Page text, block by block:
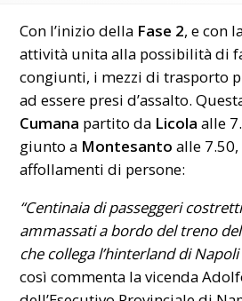
Con l’inizio della Fase 2, e con
attività unita alla possibilità di
congiunti, i mezzi di trasporto
ad essere presi d’assalto.
Cumana partito da Licola alle
giunto a Montesanto alle
affollamenti di persone:
“Centinaia di passeggeri
ammassati a bordo del treno
che collega l’hinterland di
così commenta la vicenda